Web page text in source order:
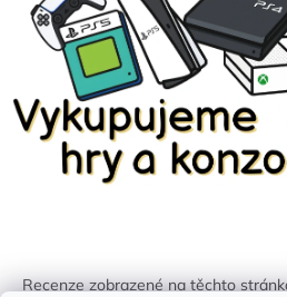
Recenze zobrazené na těchto